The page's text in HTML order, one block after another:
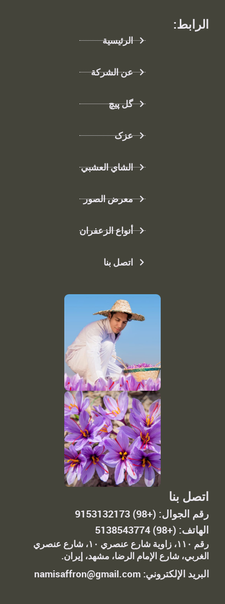
اتصل بنا
رقم الجوال: (+98) 9153132173
الهاتف: (+98) 5138543774
رقم ١١٠، زاوية شارع عنصري ١٠، شارع عنصري
الغربي، شارع الإمام الرضا، مشهد، إيران.
البريد الإلكتروني: namisaffron@gmail.com
الرابط:
الرئيسية
عن الشركة
گل پیچ
عزک
الشاي العشبي
معرض الصور
أنواع الزعفران
اتصل بنا